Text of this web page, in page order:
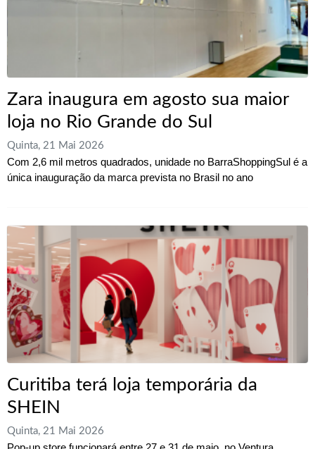
Zara inaugura em agosto sua maior
loja no Rio Grande do Sul
Quinta, 21 Mai 2026
Com 2,6 mil metros quadrados, unidade no BarraShoppingSul é a
única inauguração da marca prevista no Brasil no ano
Curitiba terá loja temporária da
SHEIN
Quinta, 21 Mai 2026